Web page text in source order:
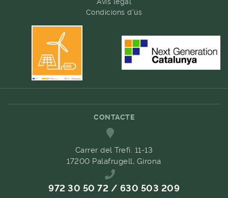
Condicions d'ús
CONTACTE
Carrer del Trefí. 11-13
17200 Palafrugell, Girona
972 30 50 72 / 630 503 209